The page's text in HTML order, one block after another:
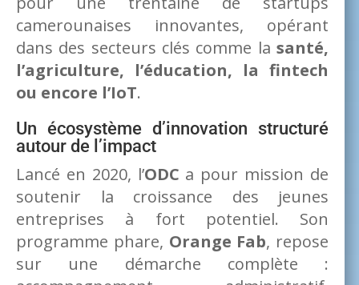
camerounaises innovantes, opérant
dans des secteurs clés comme lasanté,
l’agriculture, l’éducation, la fintech
ou encore l’IoT.
Un écosystème d’innovation structuré
autour de l’impact
Lancé en 2020, l’ODC a pour mission de
soutenir la croissance des jeunes
entreprises à fort potentiel. Son
programme phare, Orange Fab, repose
sur une démarche complète :